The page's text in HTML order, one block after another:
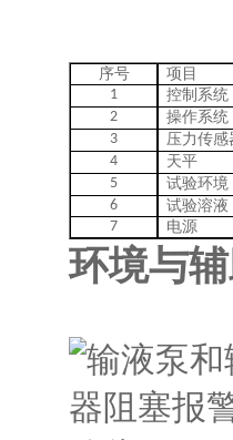
序号
项目
1
控制系统
2
操作系统
3
压力传感
4
天平
5
试验环境
6
试验溶液
7
电源
环境与